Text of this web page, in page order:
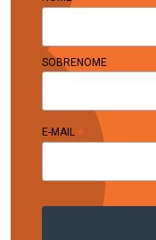
SOBRENOME
E-MAIL *